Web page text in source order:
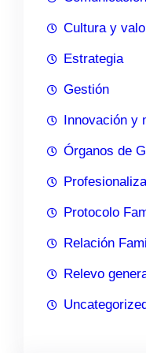
Cultura y
Estrategia
Gestión
Innovación y
Órganos de
Protocolo
Relación
Relevo